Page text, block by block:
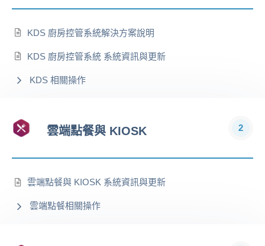
KDS 廚房控管系統解決方案說明
KDS 廚房控管系統 系統資訊與更新
KDS 相關操作
雲端點餐與 KIOSK 2
雲端點餐與 KIOSK 系統資訊與更新
雲端點餐相關操作